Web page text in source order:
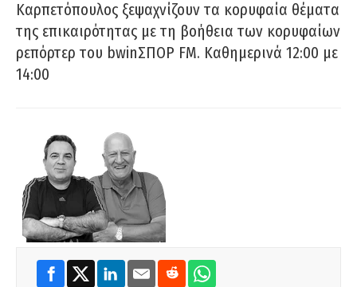
Καρπετόπουλος ξεψαχνίζουν τα κορυφαία θέματα
της επικαιρότητας με τη βοήθεια των κορυφαίων
ρεπόρτερ του bwinΣΠΟΡ FM. Καθημερινά 12:00 με
14:00